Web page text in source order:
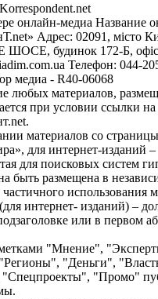
онлайн-медиа Название
Адрес: 02091, місто
будинок 172-Б, офіс
Телефон: 044-
медиа - R40-06068
любых материалов,
при условии ссылки на
материалов со
для интернет-изданий –
для поисковых систем
быть размещена в
использования
интернет- изданий) –
или в первом
"Мнение",
"Деньги",
"Спецпроекты", "Промо"